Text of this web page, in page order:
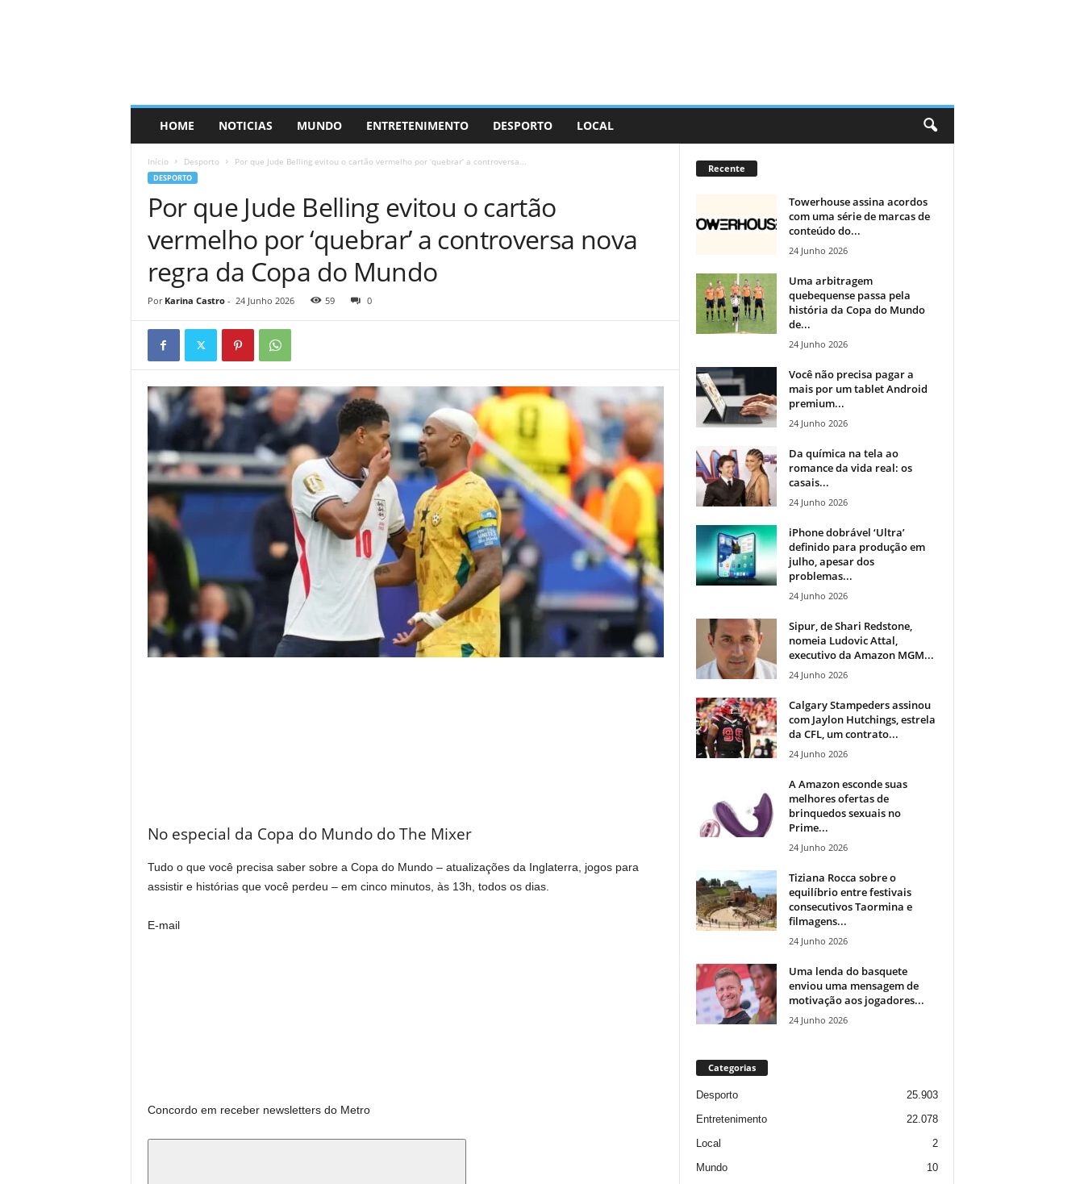
HOME NOTICIAS MUNDO ENTRETENIMENTO DESPORTO LOCAL
Início Desporto Por que Jude Belling evitou o cartão vermelho por ‘quebrar’ a controversa...
DESPORTO
Por que Jude Belling evitou o cartão
vermelho por ‘quebrar’ a controversa nova
regra da Copa do Mundo
Por Karina Castro- 24 Junho 2026 59 0
No especial da Copa do Mundo do The Mixer
Tudo o que você precisa saber sobre a Copa do Mundo – atualizações da Inglaterra, jogos para
assistir e histórias que você perdeu – em cinco minutos, às 13h, todos os dias.
E-mail
Concordo em receber newsletters do Metro
Recente
Towerhouse assina acordos
com uma série de marcas de
conteúdo do...
24 Junho 2026
Uma arbitragem
quebequense passa pela
história da Copa do Mundo
de...
24 Junho 2026
Você não precisa pagar a
mais por um tablet Android
premium...
24 Junho 2026
Da química na tela ao
romance da vida real: os
casais...
24 Junho 2026
iPhone dobrável ‘Ultra’
definido para produção em
julho, apesar dos
problemas...
24 Junho 2026
Sipur, de Shari Redstone,
nomeia Ludovic Attal,
executivo da Amazon MGM...
24 Junho 2026
Calgary Stampeders assinou
com Jaylon Hutchings, estrela
da CFL, um contrato...
24 Junho 2026
A Amazon esconde suas
melhores ofertas de
brinquedos sexuais no
Prime...
24 Junho 2026
Tiziana Rocca sobre o
equilíbrio entre festivais
consecutivos Taormina e
filmagens...
24 Junho 2026
Uma lenda do basquete
enviou uma mensagem de
motivação aos jogadores...
24 Junho 2026
Categorias
Desporto
25.903
Entretenimento
22.078
Local
2
Mundo
10